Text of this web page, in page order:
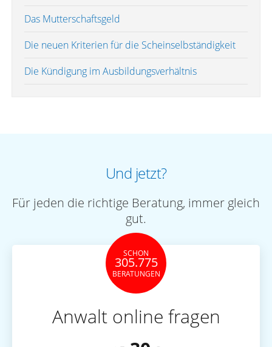
Das Mutterschaftsgeld
Die neuen Kriterien für die Scheinselbständigkeit
Die Kündigung im Ausbildungsverhältnis
Und jetzt?
Für jeden die richtige Beratung, immer gleich
gut.
SCHON
305.775
BERATUNGEN
Anwalt online fragen